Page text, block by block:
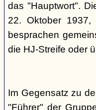
das "Hauptwort".
22. Oktober
besprachen
die HJ-Streife oder
Im Gegensatz zu
"Führer" der